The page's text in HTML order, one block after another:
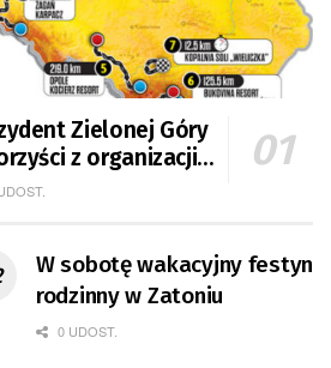
Zielonej Góry
z organizacji
Tour de Pologne
W sobotę wakacyjny festyn
rodzinny w Zatoniu
0 UDOST.